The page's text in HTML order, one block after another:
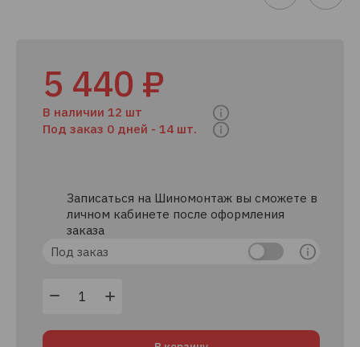
5 440 ₽
В наличии 12 шт
Под заказ 0 дней - 14 шт.
Записаться на Шиномонтаж вы сможете в
личном кабинете после оформления
заказа
Под заказ